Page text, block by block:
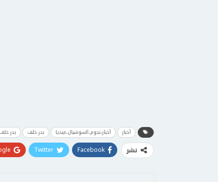
أخبار أخبار،نجوم،السوشيال،ميديا بدر خلف بدر
نشر Facebook
Twitter